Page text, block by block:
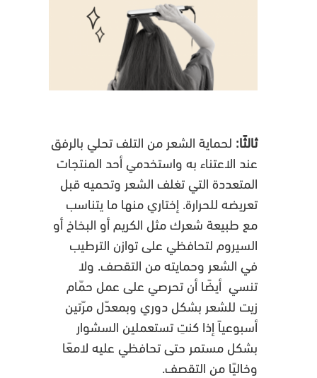
ثالثًا: لحماية الشعر من التلف تحلي بالرفق
عند الاعتناء به واستخدمي أحد المنتجات
المتعددة التي تغلف الشعر وتحميه قبل
تعريضه للحرارة. إختاري منها ما يتناسب
مع طبيعة شعرك مثل الكريم أو البخاخ أو
السيروم لتحافظي على توازن الترطيب
في الشعر وحمايته من التقصف. ولا
تنسي أيضًا أن تحرصي على عمل حمّام
زيت للشعر بشكل دوري وبمعدّل مرّتين
أسبوعياً إذا كنتِ تستعملين السشوار
بشكل مستمر حتى تحافظي عليه لامعًا
وخاليًا من التقصف.